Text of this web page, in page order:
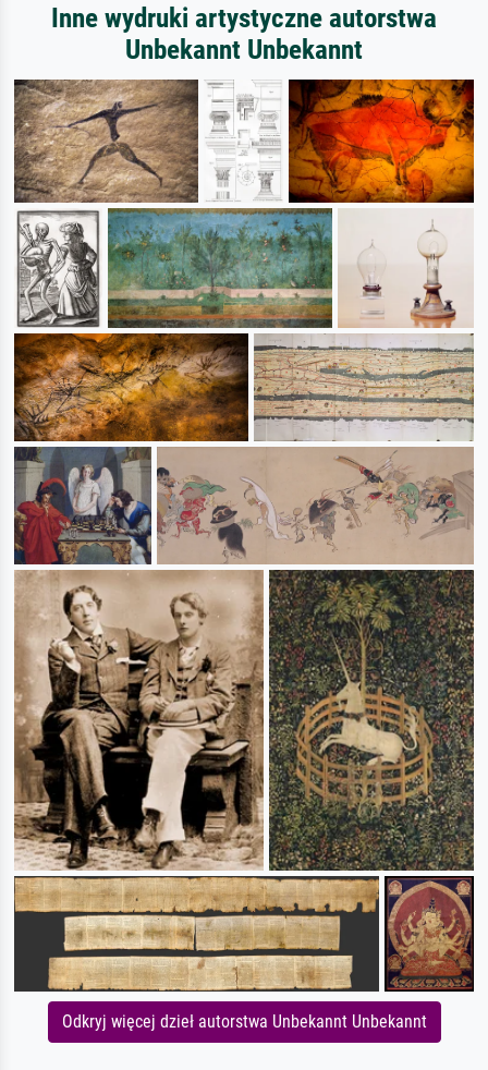
Inne wydruki artystyczne autorstwa
Unbekannt Unbekannt
Odkryj więcej dzieł autorstwa Unbekannt Unbekannt